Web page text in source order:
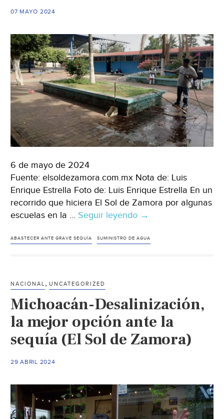
07 MAYO 2024
6 de mayo de 2024
Fuente: elsoldezamora.com.mx Nota de: Luis
Enrique Estrella Foto de: Luis Enrique Estrella En un
recorrido que hiciera El Sol de Zamora por algunas
escuelas en la … Seguir leyendo Michoacán-
de
de
agua
(El
Sol
→
ABASTECER ANTE GRAVE SEQUÍA SUMINISTRO DE AGUA
NACIONAL ,UNCATEGORIZED
Michoacán-Desalinización,
la mejor opción ante la
sequía (El Sol de Zamora)
29 ABRIL 2024